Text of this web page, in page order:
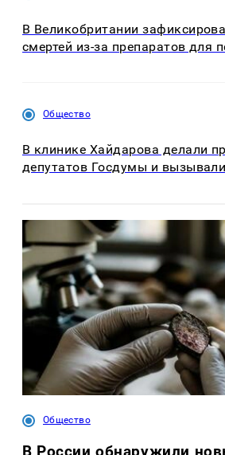
В Великобритании
смертей из-за препаратов для
Общество
В клинике Хайдарова делали
депутатов Госдумы и
Общество